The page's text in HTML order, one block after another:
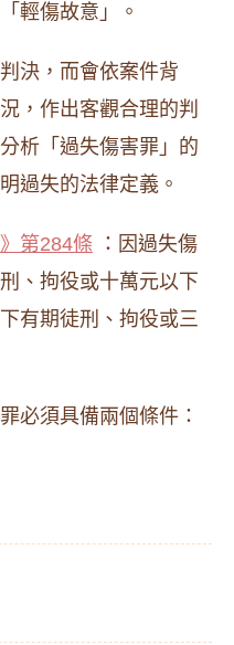
輕傷故意」。
決，而會依案件背
，作出客觀合理的判
析「過失傷害罪」的
過失的法律定義。
》第284條 ：因過失傷
、拘役或十萬元以下
有期徒刑、拘役或三
必須具備兩個條件：